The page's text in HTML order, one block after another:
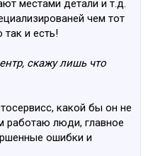
местами детали и т.д.
чем тот
и есть!
скажу лишь что
какой бы он не
работаю люди, главное
ошибки и